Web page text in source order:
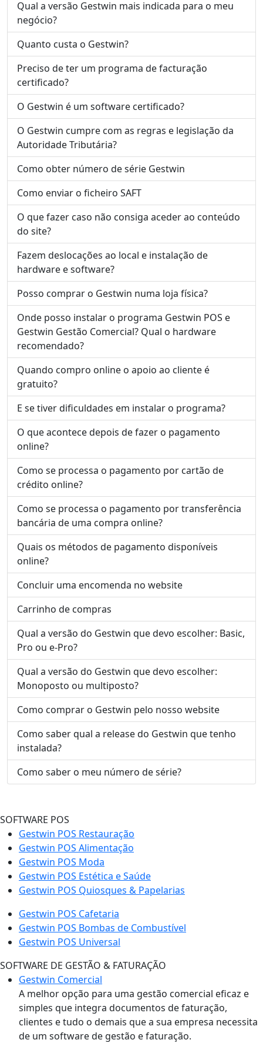
Qual a versão Gestwin mais indicada para o meu
negócio?
Quanto custa o Gestwin?
Preciso de ter um programa de facturação
certificado?
O Gestwin é um software certificado?
O Gestwin cumpre com as regras e legislação da
Autoridade Tributária?
Como obter número de série Gestwin
Como enviar o ficheiro SAFT
O que fazer caso não consiga aceder ao conteúdo
do site?
Fazem deslocações ao local e instalação de
hardware e software?
Posso comprar o Gestwin numa loja física?
Onde posso instalar o programa Gestwin POS e
Gestwin Gestão Comercial? Qual o hardware
recomendado?
Quando compro online o apoio ao cliente é
gratuito?
E se tiver dificuldades em instalar o programa?
O que acontece depois de fazer o pagamento
online?
Como se processa o pagamento por cartão de
crédito online?
Como se processa o pagamento por transferência
bancária de uma compra online?
Quais os métodos de pagamento disponíveis
online?
Concluir uma encomenda no website
Carrinho de compras
Qual a versão do Gestwin que devo escolher: Basic,
Pro ou e-Pro?
Qual a versão do Gestwin que devo escolher:
Monoposto ou multiposto?
Como comprar o Gestwin pelo nosso website
Como saber qual a release do Gestwin que tenho
instalada?
Como saber o meu número de série?
SOFTWARE POS
Gestwin POS Restauração
Gestwin POS Alimentação
Gestwin POS Moda
Gestwin POS Estética e Saúde
Gestwin POS Quiosques & Papelarias
Gestwin POS Cafetaria
Gestwin POS Bombas de Combustível
Gestwin POS Universal
SOFTWARE DE GESTÃO & FATURAÇÃO
Gestwin Comercial
A melhor opção para uma gestão comercial eficaz e
simples que integra documentos de faturação,
clientes e tudo o demais que a sua empresa necessita
de um software de gestão e faturação.